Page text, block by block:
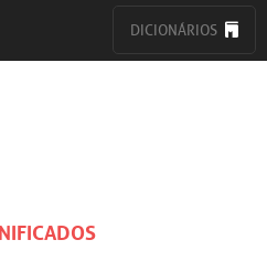
DICIONÁRIOS